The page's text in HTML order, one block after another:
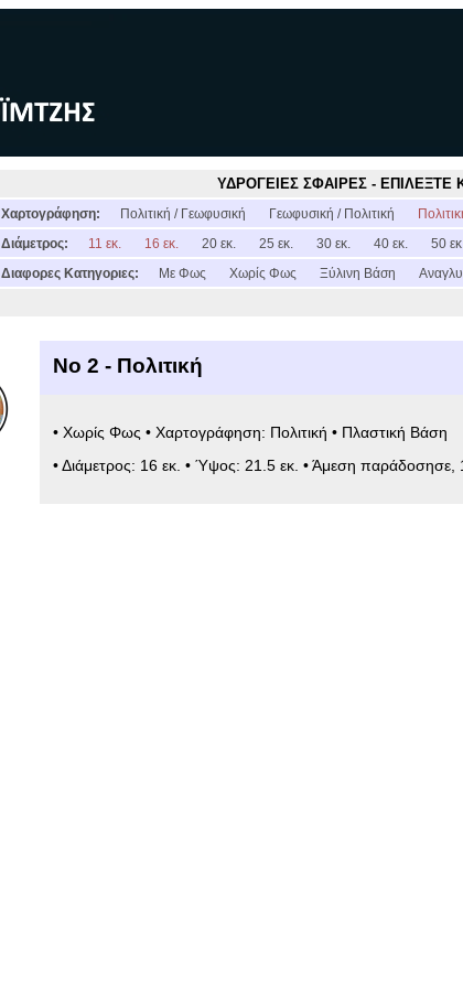
ΥΔΡΟΓΕΙΕΣ ΣΦΑΙΡΕΣ - ΕΠΙΛΕΞΤΕ
Χαρτογράφηση: Πολιτική / Γεωφυσική Γεωφυσική / Πολιτική
Διάμετρος:
11 εκ. 16 εκ. 20 εκ. 25 εκ. 30 εκ. 40 εκ.
50
Διαφορες Κατηγοριες:
Με Φως Χωρίς Φως Ξύλινη Βάση
Νο 2 - Πολιτική
• Χωρίς Φως • Χαρτογράφηση: Πολιτική • Πλαστική Βάση
• Διάμετρος: 16 εκ. • Ύψος: 21.5 εκ. • Άμεση παράδοσησε,